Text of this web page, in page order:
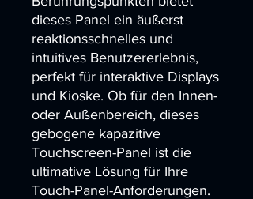
dieses Panel ein äußerst
reaktionsschnelles und
intuitives Benutzererlebnis,
perfekt für interaktive Displays
und Kioske. Ob für den Innen-
oder Außenbereich, dieses
gebogene kapazitive
Touchscreen-Panel ist die
ultimative Lösung für Ihre
Touch-Panel-Anforderungen.